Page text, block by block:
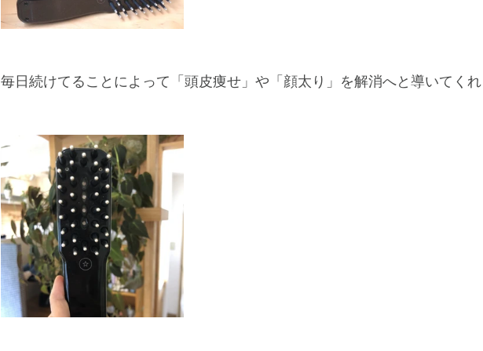
毎日続けてることによって「頭皮痩せ」や「顔太り」を解消へと導いてく